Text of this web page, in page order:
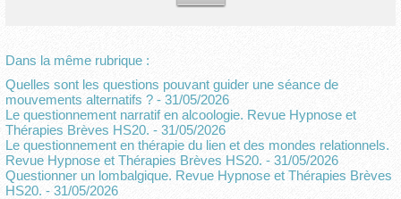
Dans la même rubrique :
Quelles sont les questions pouvant guider une séance de
mouvements alternatifs ? - 31/05/2026
Le questionnement narratif en alcoologie. Revue Hypnose et
Thérapies Brèves HS20. - 31/05/2026
Le questionnement en thérapie du lien et des mondes relationnels.
Revue Hypnose et Thérapies Brèves HS20. - 31/05/2026
Questionner un lombalgique. Revue Hypnose et Thérapies Brèves
HS20. - 31/05/2026